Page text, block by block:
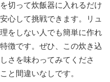
切って炊飯器に入れるだけ
心して挑戦できます。リュ
をしない人でも簡単に作れ
徴です。ぜひ、この炊き込
さを味わってみてくださ
と間違いなしです。